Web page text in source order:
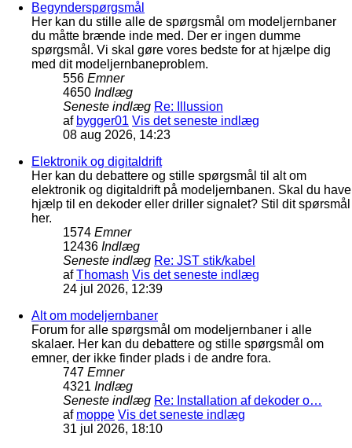
Begynderspørgsmål
Her kan du stille alle de spørgsmål om modeljernbaner
du måtte brænde inde med. Der er ingen dumme
spørgsmål. Vi skal gøre vores bedste for at hjælpe dig
med dit modeljernbaneproblem.
556 Emner
4650 Indlæg
Seneste indlæg Re: Illussion
af bygger01 Vis det seneste indlæg
08 aug 2026, 14:23
Elektronik og digitaldrift
Her kan du debattere og stille spørgsmål til alt om
elektronik og digitaldrift på modeljernbanen. Skal du have
hjælp til en dekoder eller driller signalet? Stil dit spørsmål
her.
1574 Emner
12436 Indlæg
Seneste indlæg Re: JST stik/kabel
afThomash Vis det seneste indlæg
24 jul 2026, 12:39
Alt om modeljernbaner
Forum for alle spørgsmål om modeljernbaner i alle
skalaer. Her kan du debattere og stille spørgsmål om
emner, der ikke finder plads i de andre fora.
747 Emner
4321 Indlæg
Seneste indlæg Re: Installation af dekoder o…
af moppe Vis det seneste indlæg
31 jul 2026, 18:10